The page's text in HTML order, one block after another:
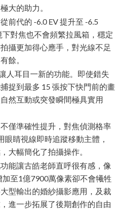
大的助力。
從前代的 -6.0 EV 提升至 -6.5
對焦也不會頻繁拉風箱，穩定
攝更加得心應手，對光線不足
餘。
人耳目一新的功能。即使錯失
捉到最多 15 張按下快門前的畫
然互動或突發瞬間極具實用
不僅準確性提升，對焦偵測格率
眼睛視線即時追蹤移動主體，
大幅簡化了拍攝操作。
能讓古皓老師直呼很有感，像
至1億7900萬像素卻不會犧牲
型輸出的婚紗攝影應用，及裁
進一步拓展了後期創作的自由